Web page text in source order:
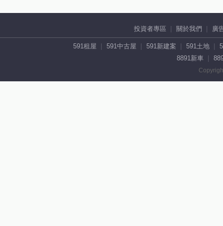
投資者專區 關於我們 廣
591租屋 591中古屋 591新建案 591土地
8891新車